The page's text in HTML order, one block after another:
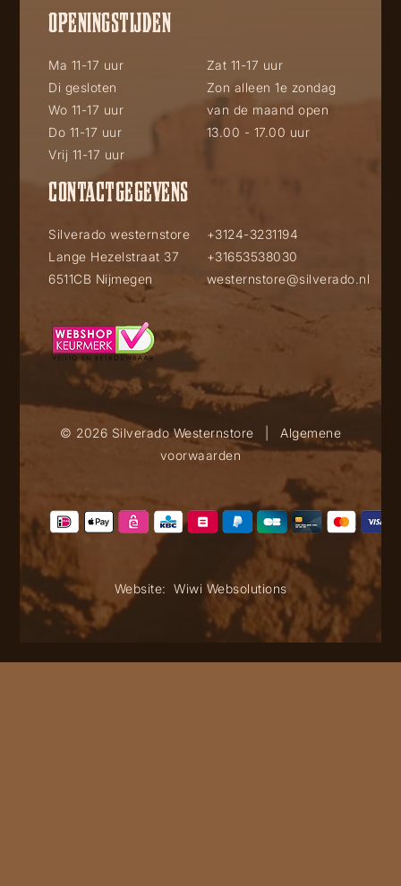
OPENINGSTIJDEN
Ma 11-17 uur
Di gesloten
Wo 11-17 uur
Do 11-17 uur
Vrij 11-17 uur
Zat 11-17 uur
Zon alleen 1e zondag
van de maand open
13.00 - 17.00 uur
CONTACTGEGEVENS
Silverado westernstore
Lange Hezelstraat 37
6511CB Nijmegen
+3124-3231194
+31653538030
westernstore@silverado.nl
© 2026 Silverado Westernstore
Algemene
voorwaarden
Website: Wiwi Websolutions